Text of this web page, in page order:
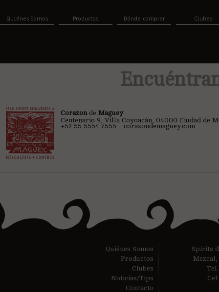
Quiénes Somos Productos Dónde comprar Clubes
Corazonde Maguey
Centenario 9, Villa Coyoacán, 04000 Ciudad de
+52 55 5554 7555 ‎ · corazondemaguey.com
Quiénes Somos
Productos
Clubes
Noticias/Tips
Contacto
Spirits
Mezcal,